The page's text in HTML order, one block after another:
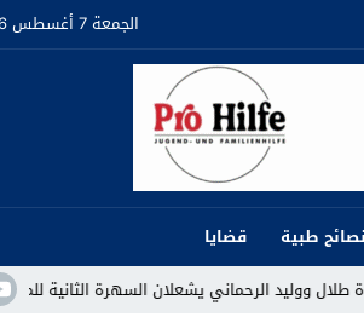
الجمعة 7 أغسطس 2026 - 10:13 صباحًا
نصائح طبية
قضايا
الثانية للمهرجان المتوسطي بالناظور وسط